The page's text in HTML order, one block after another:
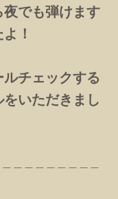
でも弾けます
！
チェックする
いただきまし